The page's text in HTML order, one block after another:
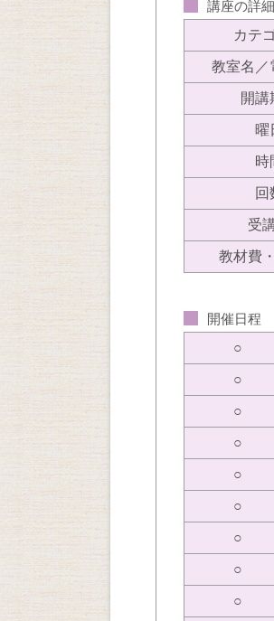
講座の詳細
カテ
教室名／
開講
曜
時
回
受
教材費
開催日程
○
○
○
○
○
○
○
○
○